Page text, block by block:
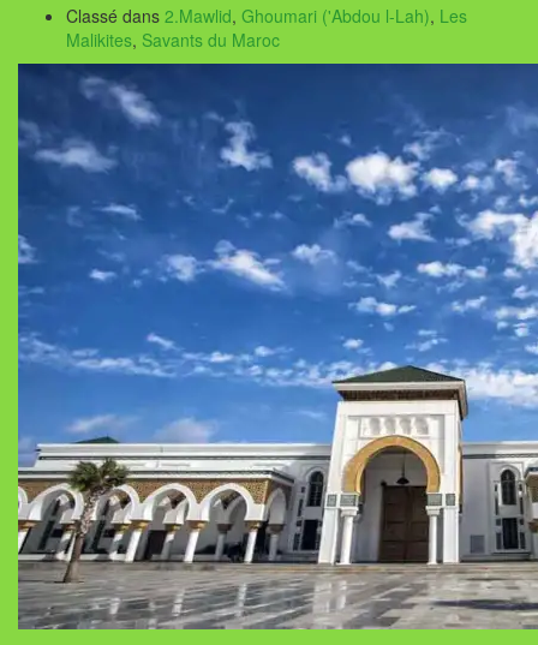
Classé dans 2.Mawlid, Ghoumari ('Abdou l-Lah), Les
Malikites, Savants du Maroc